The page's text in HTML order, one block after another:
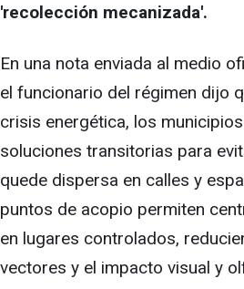
'recolección mecanizada'.
En una nota enviada al medio
el funcionario del régimen dijo
crisis energética, los
soluciones transitorias para
quede dispersa en calles y
puntos de acopio permiten
en lugares controlados,
vectores y el impacto visual y